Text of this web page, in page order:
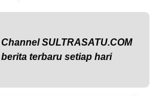
SULTRASATU.COM
terbaru setiap hari